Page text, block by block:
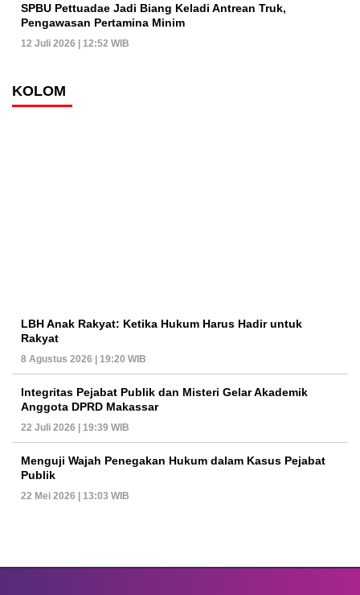
SPBU Pettuadae Jadi Biang Keladi Antrean Truk,
Pengawasan Pertamina Minim
12 Juli 2026 | 12:52 WIB
KOLOM
LBH Anak Rakyat: Ketika Hukum Harus Hadir untuk
Rakyat
8 Agustus 2026 | 19:20 WIB
Integritas Pejabat Publik dan Misteri Gelar Akademik
Anggota DPRD Makassar
22 Juli 2026 | 19:39 WIB
Menguji Wajah Penegakan Hukum dalam Kasus Pejabat
Publik
22 Mei 2026 | 13:03 WIB